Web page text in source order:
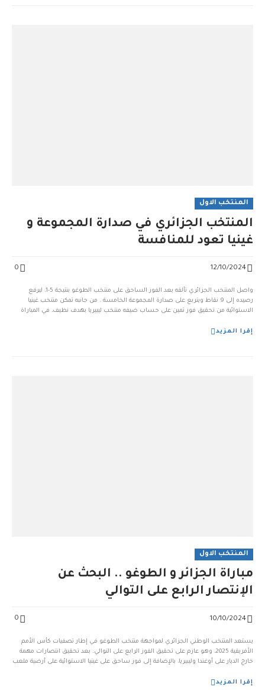
المنتخب الاول
المنتخب الجزائري في صدارة المجموعة و
غينيا تعود للمنافسة
12/10/2024
0
واصل المنتخب الجزائري تألقه بعد الفوز الساحق على منتخب الطوغو بنتيجة 5-1، ليرفع
رصيده إلى 9 نقاط ويتربع على صدارة المجموعة الخامسة . من جانبه تمكن منتخب غينيا
الاستوائية من تحقيق فوز ثمين على حساب ضيفه منتخب ليبيريا بهدف نظيف، في المباراة
[…]...
إقرا المزيد
المنتخب الاول
مباراة الجزائر و الطوغو .. البحث عن
الإنتصار الرابع على التوالي
10/10/2024
0
يستعد المنتخب الوطني الجزائري لمواجهة منتخب الطوغو في إطار تصفيات كأس الأمم
الأفريقية 2025، وهو عازم على تحقيق الفوز الرابع على التوالي. بعد تحقيق انتصارات مهمة
خارج الديار على أوغندا وليبيريا، بالإضافة إلى فوز ساحق على غينيا الاستوائية على أرضية ملعب
الكثيرة التي [...
إقرا المزيد